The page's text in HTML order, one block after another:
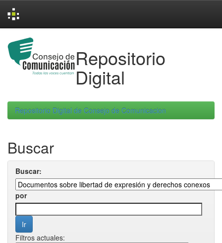
navigation
Repositorio
Digital
Repositorio Digital de Consejo de Comunicacion
Buscar
Buscar:
por
Filtros actuales: